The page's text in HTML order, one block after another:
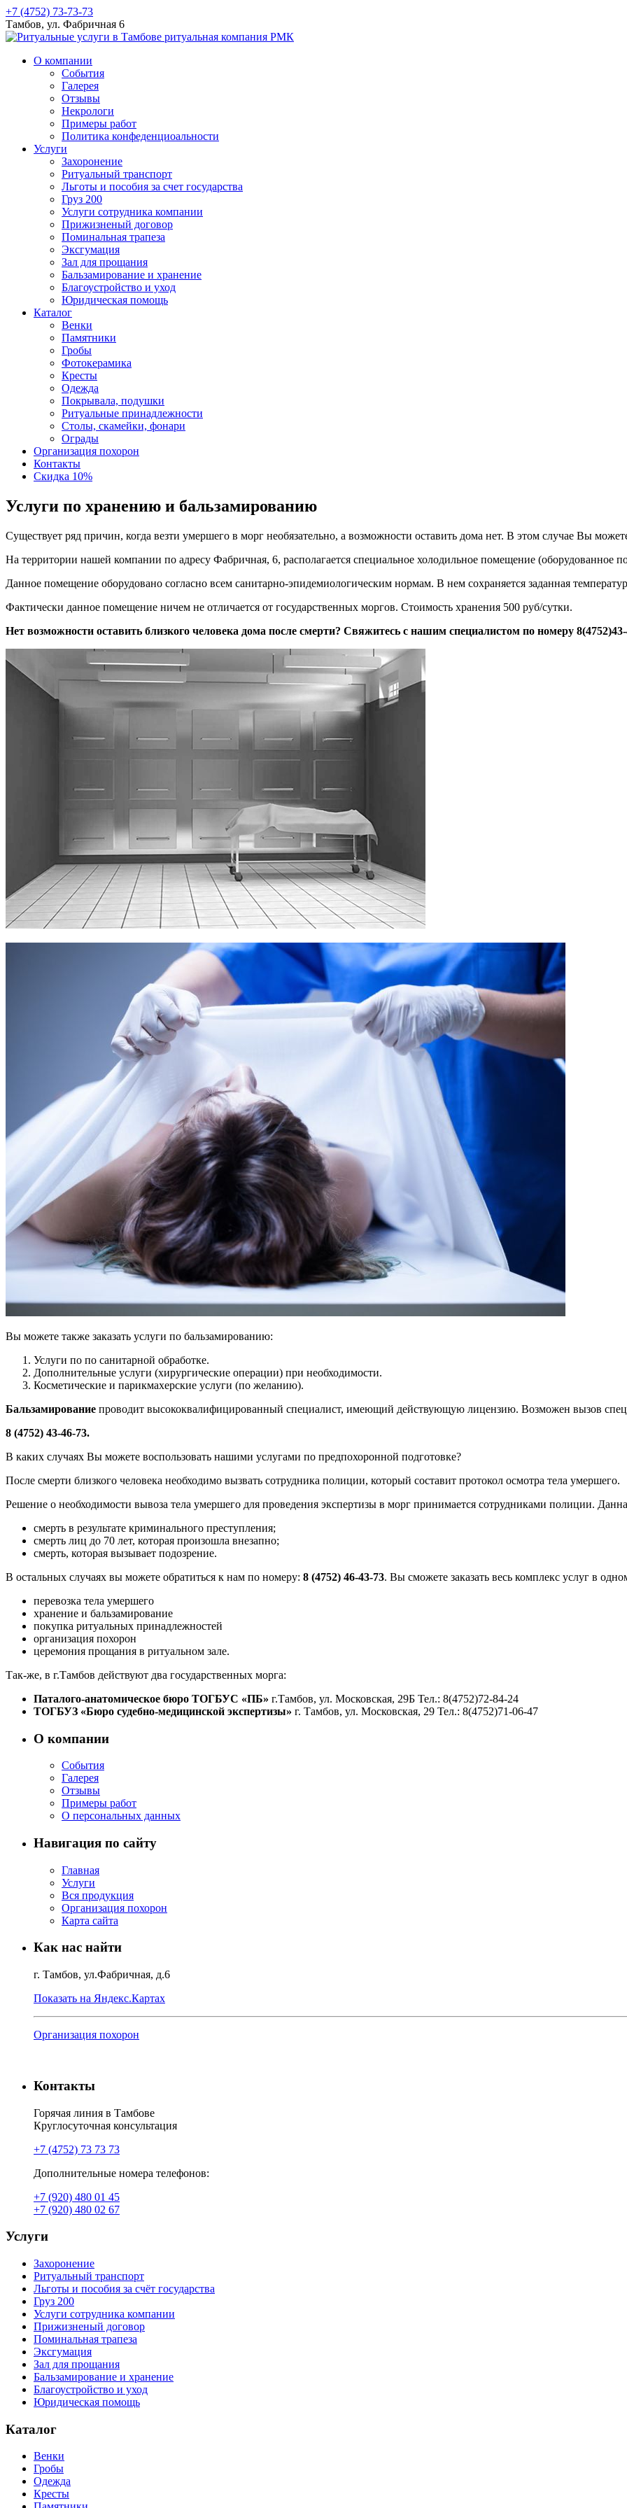
+7 (4752) 73-73-73
Тамбов, ул. Фабричная 6
О компании
События
Галерея
Отзывы
Некрологи
Примеры работ
Политика конфеденциоальности
Услуги
Захоронение
Ритуальный транспорт
Льготы и пособия за счет государства
Груз 200
Услуги сотрудника компании
Прижизненый договор
Поминальная трапеза
Эксгумация
Зал для прощания
Бальзамирование и хранение
Благоустройство и уход
Юридическая помощь
Каталог
Венки
Памятники
Гробы
Фотокерамика
Кресты
Одежда
Покрывала, подушки
Ритуальные принадлежности
Столы, скамейки, фонари
Ограды
Организация похорон
Контакты
Скидка 10%
Услуги по хранению и бальзамированию
Существует ряд причин, когда везти умершего в морг необязательно, а возможности оставить дома нет. В этом случае Вы
На территории нашей компании по адресу Фабричная, 6, располагается специальное холодильное помещение (оборудованное
Данное помещение оборудовано согласно всем санитарно-эпидемиологическим нормам. В нем сохраняется заданная
Фактически данное помещение ничем не отличается от государственных моргов. Стоимость хранения 500 руб/сутки.
Нет возможности оставить близкого человека дома после смерти? Свяжитесь с нашим специалистом по номеру
Вы можете также заказать услуги по бальзамированию:
Услуги по по санитарной обработке.
Дополнительные услуги (хирургические операции) при необходимости.
Косметические и парикмахерские услуги (по желанию).
Бальзамирование проводит высококвалифицированный специалист, имеющий действующую лицензию. Возможен вызов
8 (4752) 43-46-73.
В каких случаях Вы можете воспользовать нашими услугами по предпохоронной подготовке?
После смерти близкого человека необходимо вызвать сотрудника полиции, который составит протокол осмотра тела умершего.
Решение о необходимости вывоза тела умершего для проведения экспертизы в морг принимается сотрудниками полиции.
смерть в результате криминального преступления;
смерть лиц до 70 лет, которая произошла внезапно;
смерть, которая вызывает подозрение.
В остальных случаях вы можете обратиться к нам по номеру: 8 (4752) 46-43-73. Вы сможете заказать весь комплекс услуг в
перевозка тела умершего
хранение и бальзамирование
покупка ритуальных принадлежностей
организация похорон
церемония прощания в ритуальном зале.
Так-же, в г.Тамбов действуют два государственных морга:
Паталого-анатомическое бюро ТОГБУС «ПБ» г.Тамбов, ул. Московская, 29Б Тел.: 8(4752)72-84-24
ТОГБУЗ «Бюро судебно-медицинской экспертизы» г. Тамбов, ул. Московская, 29 Тел.: 8(4752)71-06-47
О компании
События
Галерея
Отзывы
Примеры работ
О персональных данных
Навигация по сайту
Главная
Услуги
Вся продукция
Организация похорон
Карта сайта
Как нас найти
г. Тамбов, ул.Фабричная, д.6
Показать на Яндекс.Картах
Организация похорон
Контакты
Горячая линия в Тамбове
Круглосуточная консультация
+7 (4752) 73 73 73
Дополнительные номера телефонов:
+7 (920) 480 01 45
+7 (920) 480 02 67
Услуги
Захоронение
Ритуальный транспорт
Льготы и пособия за счёт государства
Груз 200
Услуги сотрудника компании
Прижизненый договор
Поминальная трапеза
Эксгумация
Зал для прощания
Бальзамирование и хранение
Благоустройство и уход
Юридическая помощь
Каталог
Венки
Гробы
Одежда
Кресты